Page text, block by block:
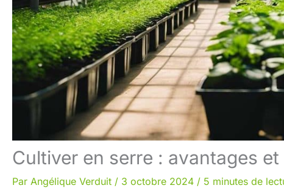
Cultiver en serre : avantages
Par Angélique Verduit / 3 octobre 2024 / 5 minutes de